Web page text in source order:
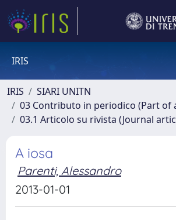
IRIS
IRIS
SIARI UNITN
03 Contributo in periodico (Part of
03.1 Articolo su rivista (Journal
A iosa
Parenti, Alessandro
2013-01-01